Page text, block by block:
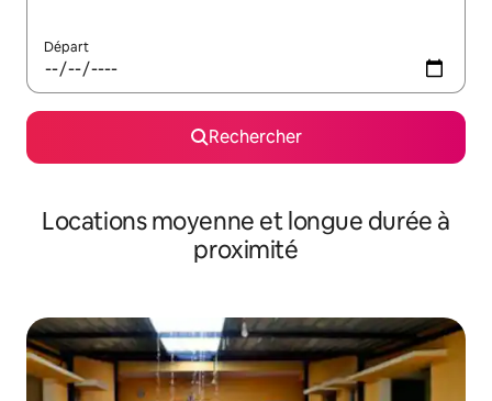
Départ
Rechercher
Locations moyenne et longue durée à
proximité